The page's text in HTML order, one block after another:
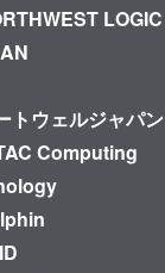
LOGIC
トウェルジャパン
Computing